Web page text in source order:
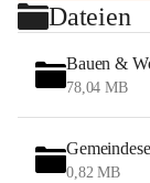
Dateien
Bauen &
78,04 MB
0,82 MB